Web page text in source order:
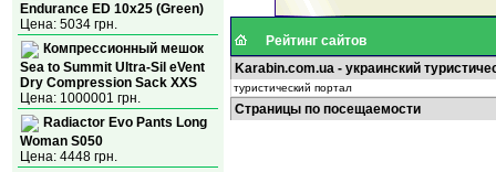
Endurance ED 10x25 (Green)
Цена: 5034 грн.
Компрессионный мешок
Sea to Summit Ultra-Sil eVent
Dry Compression Sack XXS
Цена: 1000001 грн.
Radiactor Evo Pants Long
Woman S050
Цена: 4448 грн.
Рейтинг сайтов
Karabin.com.ua - украинский
туристический портал
Страницы по посещаемости